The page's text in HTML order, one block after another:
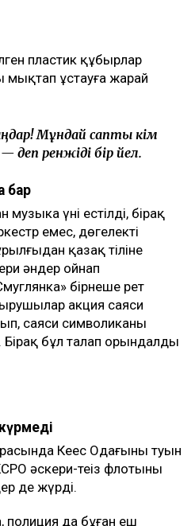
пластик құбырлар
мықтап ұстауға жарай
Мұндай сапты кім
деп ренжіді бір әйел.
бар
үні естілді, бірақ
емес, дөңгелекті
қазақ тіліне
әндер ойнап
бірнеше рет
акция саяси
саяси символиканы
бұл талап орындалды
Кеңес Одағының туын
әскери-теңіз флотының
де жүрді.
да бұған еш